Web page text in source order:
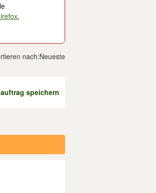
,
nach:Neueste
speichern